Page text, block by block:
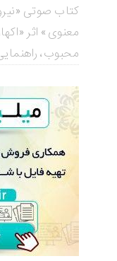
کتاب صوتی
معنوی» اثر
محبوب،